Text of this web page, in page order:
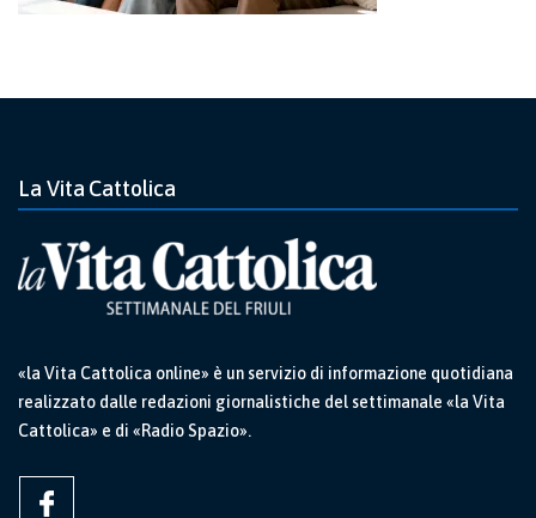
La Vita Cattolica
«la Vita Cattolica online» è un servizio di informazione quotidiana
realizzato dalle redazioni giornalistiche del settimanale «la Vita
Cattolica» e di «Radio Spazio».